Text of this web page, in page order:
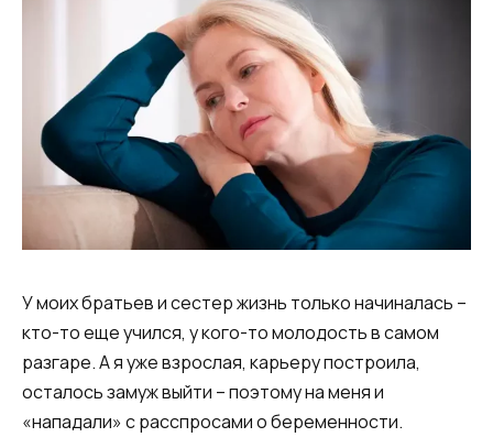
У моих братьев и сестер жизнь только начиналась –
кто-то еще учился, у кого-то молодость в самом
разгаре. А я уже взрослая, карьеру построила,
осталось замуж выйти – поэтому на меня и
«нападали» с расспросами о беременности.